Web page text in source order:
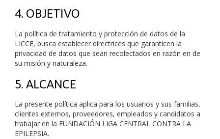
4. OBJETIVO
La política de tratamiento y protección de datos de la
LICCE, busca establecer directrices que garanticen la
privacidad de datos que sean recolectados en razón en de
su misión y naturaleza.
5. ALCANCE
La presente política aplica para los usuarios y sus familias,
clientes externos, proveedores, empleados y candidatos a
trabajar en la FUNDACIÓN LIGA CENTRAL CONTRA LA
EPILEPSIA.